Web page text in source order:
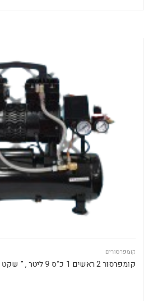
קומפרסורים
קומפרסור 2 ראשים 1 כ”ס 9 ליטר , ” שקט יבש ללא שמן “